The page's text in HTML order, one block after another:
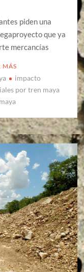
piden una
que ya
mercancías
MÁS
impacto
por tren maya